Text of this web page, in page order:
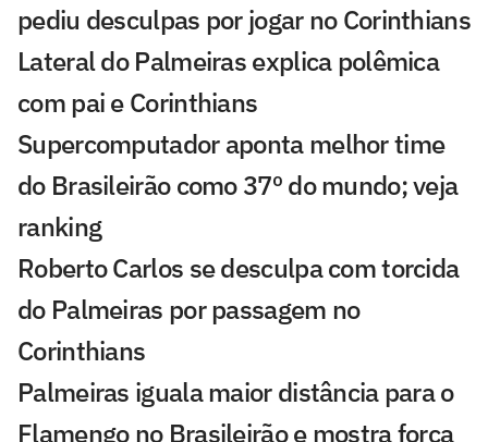
pediu desculpas por jogar no Corinthians
Lateral do Palmeiras explica polêmica
com pai e Corinthians
Supercomputador aponta melhor time
do Brasileirão como 37º do mundo; veja
ranking
Roberto Carlos se desculpa com torcida
do Palmeiras por passagem no
Corinthians
Palmeiras iguala maior distância para o
Flamengo no Brasileirão e mostra força